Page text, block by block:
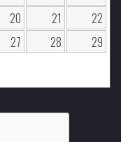
20 21
22
27 28
29